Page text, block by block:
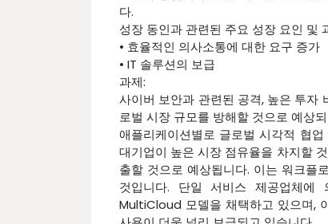
다.
성장 동인과 관련된 주요 성장 요인 및
• 효율적인 의사소통에 대한 요구 증가
• IT 솔루션의 보급
과제:
사이버 보안과 관련된 공격, 높은 투자
로벌 시장 규모를 방해할 것으로 예상
애플리케이션별로 글로벌 시각적 협
대기업이 높은 시장 점유율을 차지할
출할 것으로 예상됩니다. 이는 워크
것입니다. 단일 서비스 제공업체
MultiCloud 모델을 채택하고 있으며,